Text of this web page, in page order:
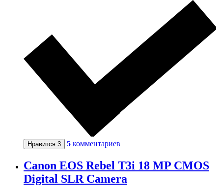
Нравится 3 5 комментариев
Canon EOS Rebel T3i 18 MP CMOS
Digital SLR Camera